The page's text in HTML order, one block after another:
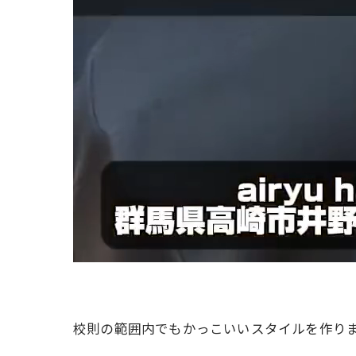
校則の範囲内でもかっこいいスタイルを作り